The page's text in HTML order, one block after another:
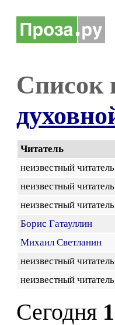
Список
Читатель
неизвестный
неизвестный
неизвестный
Борис Гатауллин
Михаил Светланин
неизвестный
неизвестный
Сегодня 1